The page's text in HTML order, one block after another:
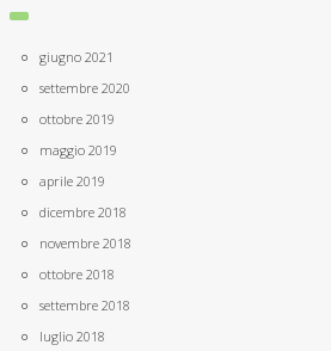
giugno 2021
settembre 2020
ottobre 2019
maggio 2019
aprile 2019
dicembre 2018
novembre 2018
ottobre 2018
settembre 2018
luglio 2018